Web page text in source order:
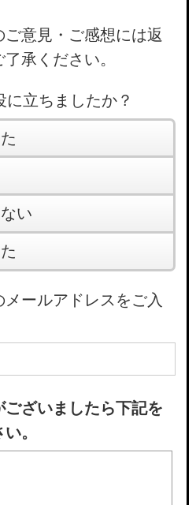
意見・ご感想には返
承ください。
立ちましたか？
い
ールアドレスをご入
ざいましたら下記を
。